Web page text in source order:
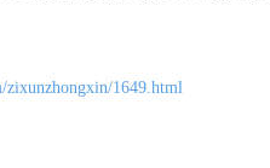
zixunzhongxin/1649.html